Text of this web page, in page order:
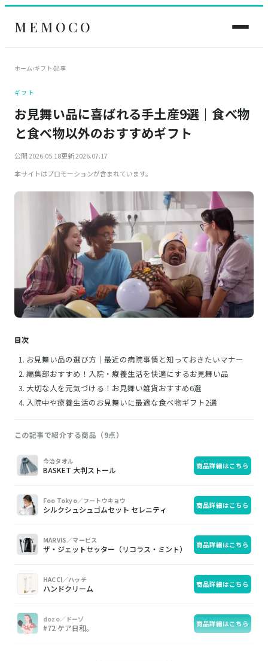
MEMOCO
ホーム›ギフト›記事
ギフト
お見舞い品に喜ばれる手土産9選｜食べ物
と食べ物以外のおすすめギフト
公開 2026.05.18更新 2026.07.17
本サイトはプロモーションが含まれています。
目次
お見舞い品の選び方｜最近の病院事情と知っておきたいマナー
編集部おすすめ！入院・療養生活を快適にするお見舞い品
大切な人を元気づける！お見舞い雑貨おすすめ6選
入院中や療養生活のお見舞いに最適な食べ物ギフト2選
この記事で紹介する商品（9点）
画
像
商
品
購
入
今治タオル
BASKET 大判ストール 商品詳細はこちら
Foo Tokyo／フートウキョウ
シルクシュシュゴムセット セレニティ 商品詳細はこちら
MARVIS／マービス
ザ・ジェットセッター（リコラス・ミント） 商品詳細はこちら
HACCI／ハッチ
ハンドクリーム 商品詳細はこちら
dozo／ドーゾ
#72 ケア日和。 商品詳細はこちら